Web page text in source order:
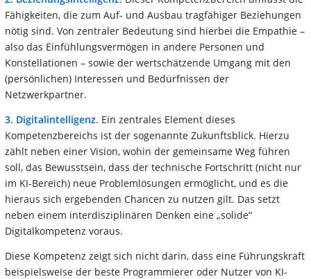
Fähigkeiten, die zum Auf- und Ausbau tragfähiger Beziehungen
nötig sind. Von zentraler Bedeutung sind hierbei die Empathie –
also das Einfühlungsvermögen in andere Personen und
Konstellationen – sowie der wertschätzende Umgang mit den
(persönlichen) Interessen und Bedürfnissen der
Netzwerkpartner.
3. Digitalintelligenz. Ein zentrales Element dieses
Kompetenzbereichs ist der sogenannte Zukunftsblick. Hierzu
zählt neben einer Vision, wohin der gemeinsame Weg führen
soll, das Bewusstsein, dass der technische Fortschritt (nicht nur
im KI-Bereich) neue Problemlösungen ermöglicht, und es die
hieraus sich ergebenden Chancen zu nutzen gilt. Das setzt
neben einem interdisziplinären Denken eine „solide“
Digitalkompetenz voraus.
Diese Kompetenz zeigt sich nicht darin, dass eine Führungskraft
beispielsweise der beste Programmierer oder Nutzer von KI-